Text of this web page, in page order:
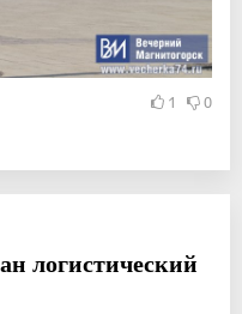
1 0
логистический